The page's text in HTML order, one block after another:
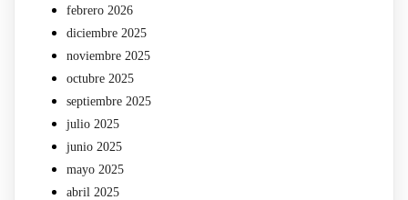
febrero 2026
diciembre 2025
noviembre 2025
octubre 2025
septiembre 2025
julio 2025
junio 2025
mayo 2025
abril 2025